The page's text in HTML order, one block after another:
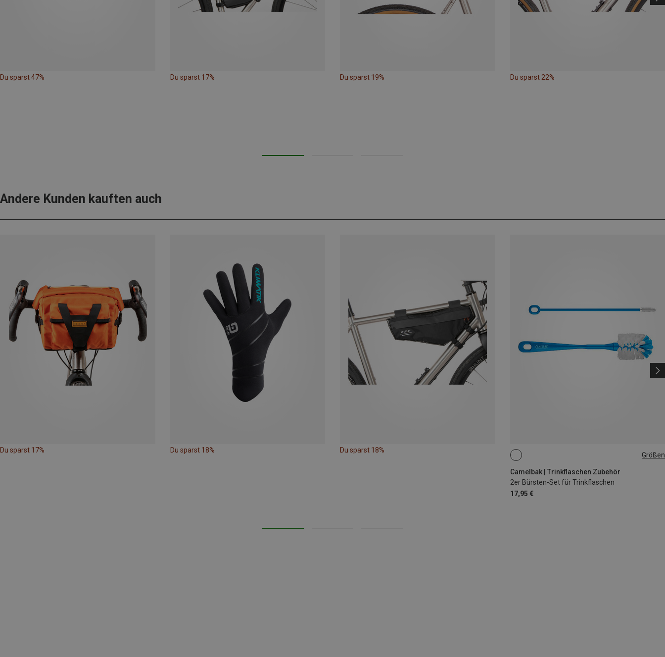
Du sparst 47% Du sparst 17% Du sparst 19% Du sparst 22%
Andere Kunden kauften auch
Du sparst 17% Du sparst 18% Du sparst 18%
Größen
Camelbak | Trinkflaschen Zubehör
2er Bürsten-Set für Trinkflaschen
17,95 €
ONE SIZE